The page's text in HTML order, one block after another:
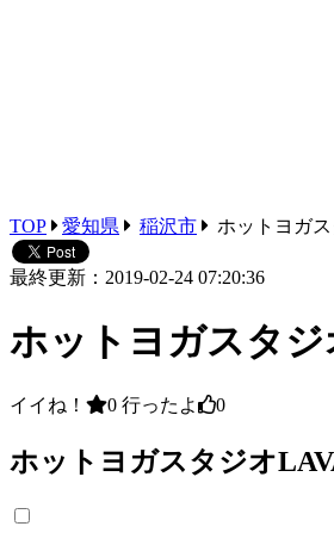
TOP 愛知県 稲沢市 ホットヨガ
最終更新：2019-02-24 07:20:36
ホットヨガスタ
イイね！ 0 行ったよ 0
ホットヨガスタジオ